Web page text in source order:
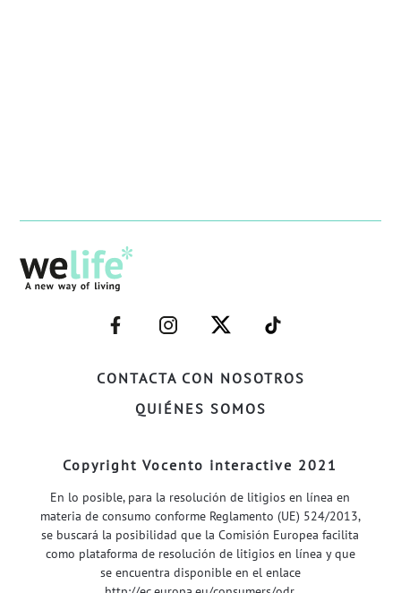
CONTACTA CON NOSOTROS
QUIÉNES SOMOS
–
FACEBOOK–
–
INSTAGRAM–
–
TWITTER–
–
WELIFE–
Copyright Vocento interactive 2021
En lo posible, para la resolución de litigios en línea en
materia de consumo conforme Reglamento (UE) 524/2013,
se buscará la posibilidad que la Comisión Europea facilita
como plataforma de resolución de litigios en línea y que
se encuentra disponible en el enlace